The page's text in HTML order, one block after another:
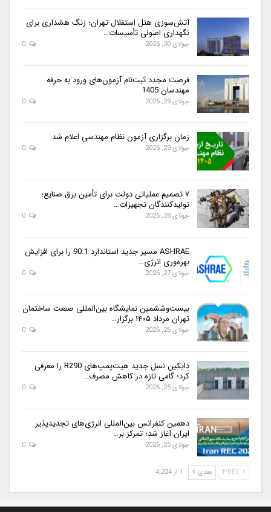
آتش‌سوزی هتل استقلال تهران؛ زنگ هشداری برای
نگهداری اصولی تأسیسات…
جولای 30, 2026
فرصت مجدد ثبت‌نام آزمون‌های ورود به حرفه
مهندسان 1405
جولای 29, 2026
زمان برگزاری آزمون نظام مهندسی اعلام شد
جولای 29, 2026
۷ تصمیم عملیاتی دولت برای تأمین برق صنایع؛
تولیدکنندگان تجهیزات…
جولای 28, 2026
ASHRAE مسیر جدید استاندارد 90.1 را برای افزایش
بهره‌وری انرژی…
جولای 27, 2026
بیست‌وششمین نمایشگاه بین‌المللی صنعت ساختمان
تهران مرداد ۱۴۰۵ برگزار…
جولای 26, 2026
دایکین نسل جدید هیت‌پمپ‌های R290 را معرفی
کرد؛ گامی تازه در کاهش مصرف…
جولای 25, 2026
دهمین کنفرانس بین‌المللی انرژی‌های تجدیدپذیر
ایران آغاز شد؛ تمرکز بر…
جولای 25, 2026
بعدی 1 از 4,224